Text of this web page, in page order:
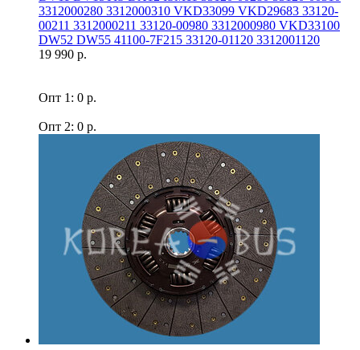
3312000280 3312000310 VKD33099 VKD29683 33120-
00211 3312000211 33120-00980 3312000980 VKD33100
DW52 DW55 41100-7F215 33120-01120 3312001120
19 990 р.
Опт 1: 0 р.
Опт 2: 0 р.